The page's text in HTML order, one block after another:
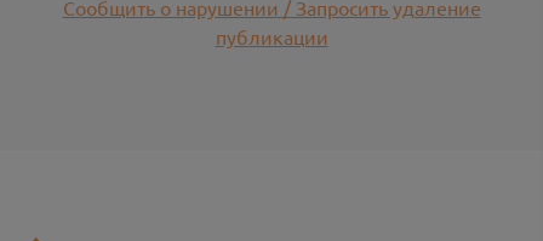
Сообщить о нарушении / Запросить удаление
публикации